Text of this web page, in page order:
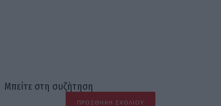
Μπείτε στη συζήτηση
ΠΡΟΣΘΉΚΗ ΣΧΟΛΊΟΥ